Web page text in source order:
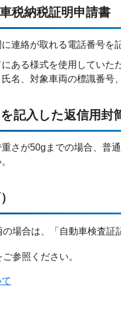
税納税証明申請書
連絡が取れる電話番号を
ある様式を使用してい
名、対象車両の標識番号
記入した返信用封
さが50gまでの場合、普
場合は、「自動車検査証
参照ください。